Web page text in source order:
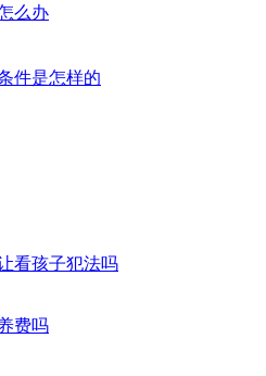
么办
件是怎样的
看孩子犯法吗
费吗